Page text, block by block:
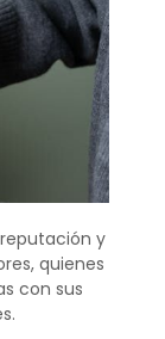
y
quienes
con sus